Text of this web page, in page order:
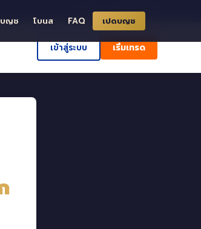
บญช โบนส FAQ เปดบญช
ð ค้นหา ศูนย์ช่วยเหลือ
เข้าสู่ระบบ เริ่มเทรด